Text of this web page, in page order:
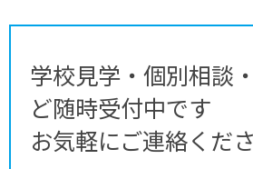
学校見学・個別相談
ど随時受付中です
お気軽にご連絡くだ